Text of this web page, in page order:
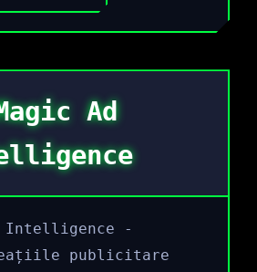
Ad
Intelligence -
publicitare